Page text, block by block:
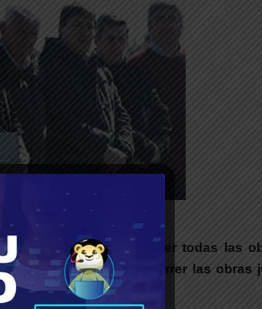
compromiso de hacer todas las
Kicillof al recorrer las obras